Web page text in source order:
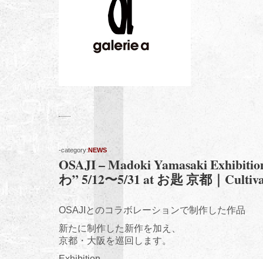
-category:NEWS
OSAJI – Madoki Yamasaki
わ” 5/12〜5/31 at お匙 京都｜
OSAJIとのコラボレーションで制作した作品
新たに制作した新作を加え、
京都・大阪を巡回します。